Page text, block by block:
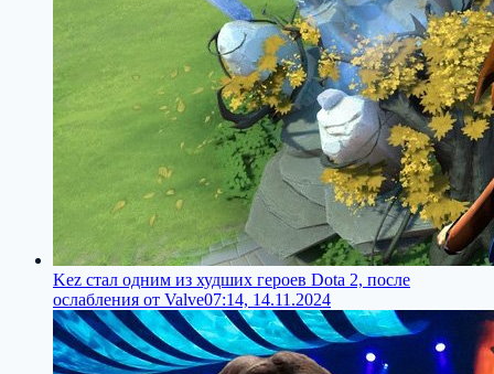
Kez стал одним из худших героев Dota 2, после
ослабления от Valve07:14, 14.11.2024